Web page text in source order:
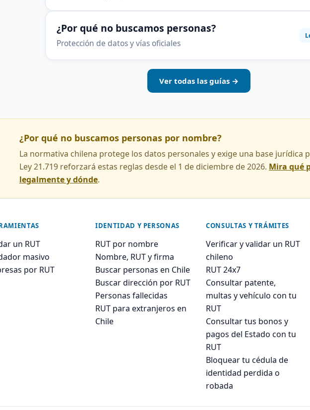
¿Por qué no buscamos personas?
Protección de datos y vías oficiales
Ver todas las guías →
¿Por qué no buscamos personas por nombre?
La normativa chilena protege los datos personales y exige una base jurídica
Ley 21.719 reforzará estas reglas desde el 1 de diciembre de 2026. Mira qué
legalmente y dónde.
un RUT
masivo
por RUT
IDENTIDAD Y PERSONAS
RUT por nombre
Nombre, RUT y firma
Buscar personas en Chile
Buscar dirección por RUT
Personas fallecidas
RUT para extranjeros en
Chile
CONSULTAS Y TRÁMITES
Verificar y validar un RUT
chileno
RUT 24x7
Consultar patente,
multas y vehículo con tu
RUT
Consultar tus bonos y
pagos del Estado con tu
RUT
Bloquear tu cédula de
identidad perdida o
robada